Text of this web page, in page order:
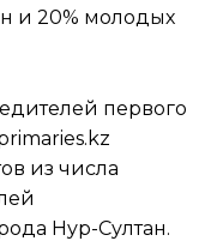
и 20% молодых
первого
из числа
Нур-Султан.